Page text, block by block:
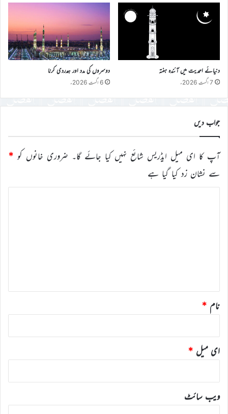
دنیائے احمدیت میں آئندہ ہفتہ
7 اگست 2026ء
دوسروں کی مدد اور ہمدردی کرنا
6 اگست 2026ء
جواب دیں
آپ کا ای میل ایڈریس شائع نہیں کیا جائے گا۔ ضروری خانوں کو *
سے نشان زد کیا گیا ہے
نام *
ای میل *
ویب‌ سائٹ